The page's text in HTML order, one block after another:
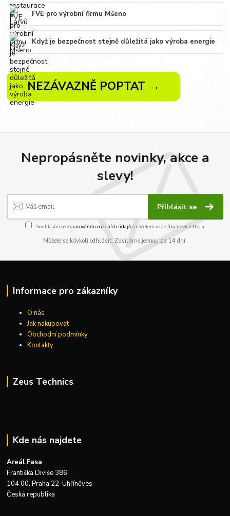
FVE pro výrobní firmu Mšeno
Když je bezpečnost stejně důležitá jako výroba energie
NEZÁVAZNĚ POPTAT →
Nepropásněte novinky, akce a
slevy!
Přihlásit se
Souhlasím se zpracováním osobních údajůza účelem rozesílky newsletteru.
Můžete se kdykoli odhlásit. Zasíláme jednou za 14 dní.
Informace pro zákazníky
O nás
Jak nakupovat
Obchodní podmínky
Kontakty
Zeus Technics
Kde nás najdete
Areál Fasa
Františka Diviše 386,
104 00, Praha 22-Uhříněves
Česká republika